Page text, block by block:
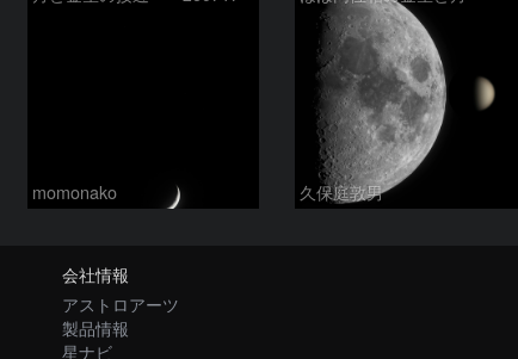
momonako 久保庭敦男
会社情報
アストロアーツ
製品情報
星ナビ